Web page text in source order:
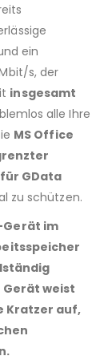
ein
s, der
insgesamt
alle Ihre
MS Office
GData
zu schützen.
im
weist
Kratzer auf,